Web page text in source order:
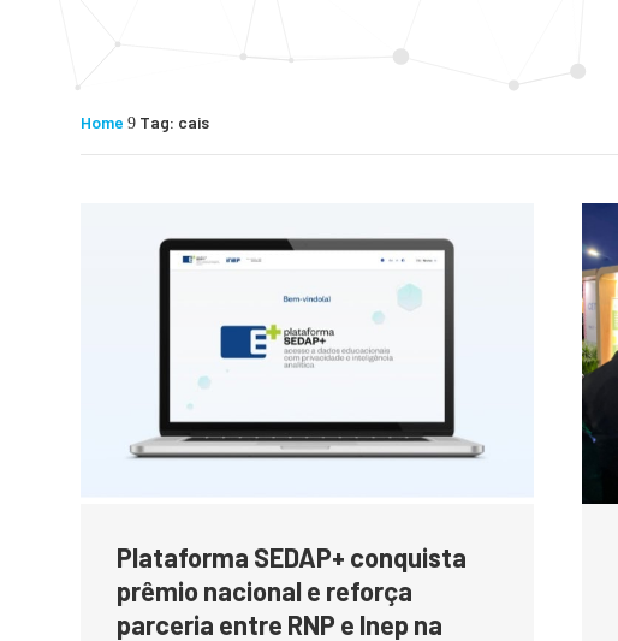
Home 9 Tag: cais
Plataforma SEDAP+ conquista
prêmio nacional e reforça
parceria entre RNP e Inep na